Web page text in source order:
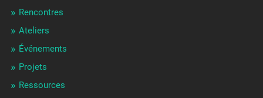
Rencontres
Ateliers
Événements
Projets
Ressources